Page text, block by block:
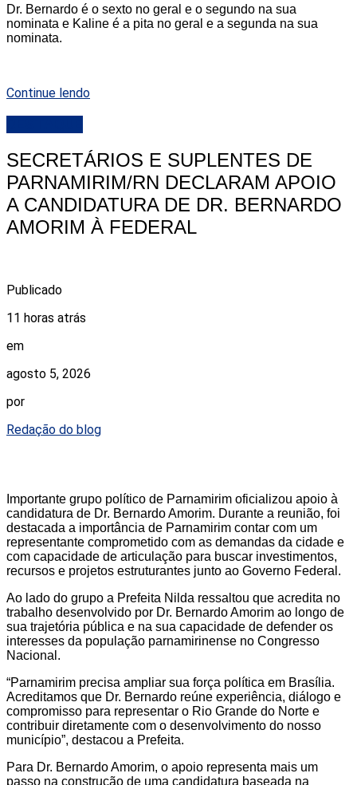
Dr. Bernardo é o sexto no geral e o segundo na sua
nominata e Kaline é a pita no geral e a segunda na sua
nominata.
Continue lendo
SECRETÁRIOS E SUPLENTES DE
PARNAMIRIM/RN DECLARAM APOIO
A CANDIDATURA DE DR. BERNARDO
AMORIM À FEDERAL
Publicado
11 horas atrás
em
agosto 5, 2026
por
Redação do blog
Importante grupo político de Parnamirim oficializou apoio à
candidatura de Dr. Bernardo Amorim. Durante a reunião, foi
destacada a importância de Parnamirim contar com um
representante comprometido com as demandas da cidade e
com capacidade de articulação para buscar investimentos,
recursos e projetos estruturantes junto ao Governo Federal.
Ao lado do grupo a Prefeita Nilda ressaltou que acredita no
trabalho desenvolvido por Dr. Bernardo Amorim ao longo de
sua trajetória pública e na sua capacidade de defender os
interesses da população parnamirinense no Congresso
Nacional.
“Parnamirim precisa ampliar sua força política em Brasília.
Acreditamos que Dr. Bernardo reúne experiência, diálogo e
compromisso para representar o Rio Grande do Norte e
contribuir diretamente com o desenvolvimento do nosso
município”, destacou a Prefeita.
Para Dr. Bernardo Amorim, o apoio representa mais um
passo na construção de uma candidatura baseada na